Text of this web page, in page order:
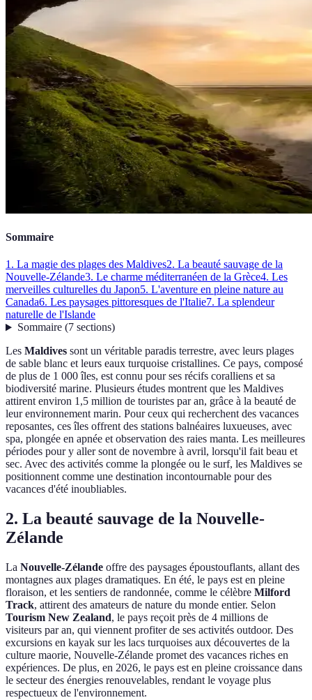
Sommaire
1. La magie des plages des Maldives2. La beauté sauvage de la
Nouvelle-Zélande3. Le charme méditerranéen de la Grèce4. Les
merveilles culturelles du Japon5. L'aventure en pleine nature au
Canada6. Les paysages pittoresques de l'Italie7. La splendeur
naturelle de l'Islande
Sommaire(7 sections)
Les Maldives sont un véritable paradis terrestre, avec leurs plages
de sable blanc et leurs eaux turquoise cristallines. Ce pays, composé
de plus de 1 000 îles, est connu pour ses récifs coralliens et sa
biodiversité marine. Plusieurs études montrent que les Maldives
attirent environ 1,5 million de touristes par an, grâce à la beauté de
leur environnement marin. Pour ceux qui recherchent des vacances
reposantes, ces îles offrent des stations balnéaires luxueuses, avec
spa, plongée en apnée et observation des raies manta. Les meilleures
périodes pour y aller sont de novembre à avril, lorsqu'il fait beau et
sec. Avec des activités comme la plongée ou le surf, les Maldives se
positionnent comme une destination incontournable pour des
vacances d'été inoubliables.
2. La beauté sauvage de la Nouvelle-
Zélande
La Nouvelle-Zélande offre des paysages époustouflants, allant des
montagnes aux plages dramatiques. En été, le pays est en pleine
floraison, et les sentiers de randonnée, comme le célèbre Milford
Track, attirent des amateurs de nature du monde entier. Selon
Tourism New Zealand, le pays reçoit près de 4 millions de
visiteurs par an, qui viennent profiter de ses activités outdoor. Des
excursions en kayak sur les lacs turquoises aux découvertes de la
culture maorie, Nouvelle-Zélande promet des vacances riches en
expériences. De plus, en 2026, le pays est en pleine croissance dans
le secteur des énergies renouvelables, rendant le voyage plus
respectueux de l'environnement.